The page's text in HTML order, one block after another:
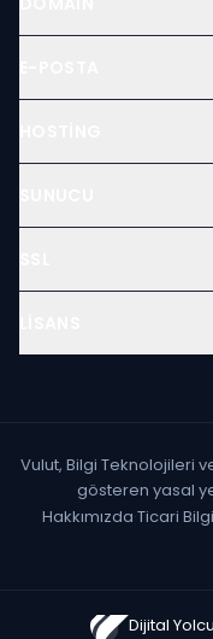
Vulut, Bilgi Teknolojileri
gösteren yasal
Hakkımızda·Ticari
Dijital